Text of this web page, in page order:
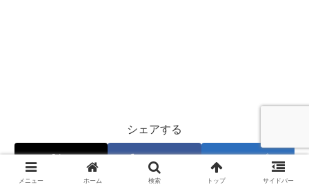
シェアする
X Facebook はてブ
メニュー ホーム 検索 トップ サイドバー